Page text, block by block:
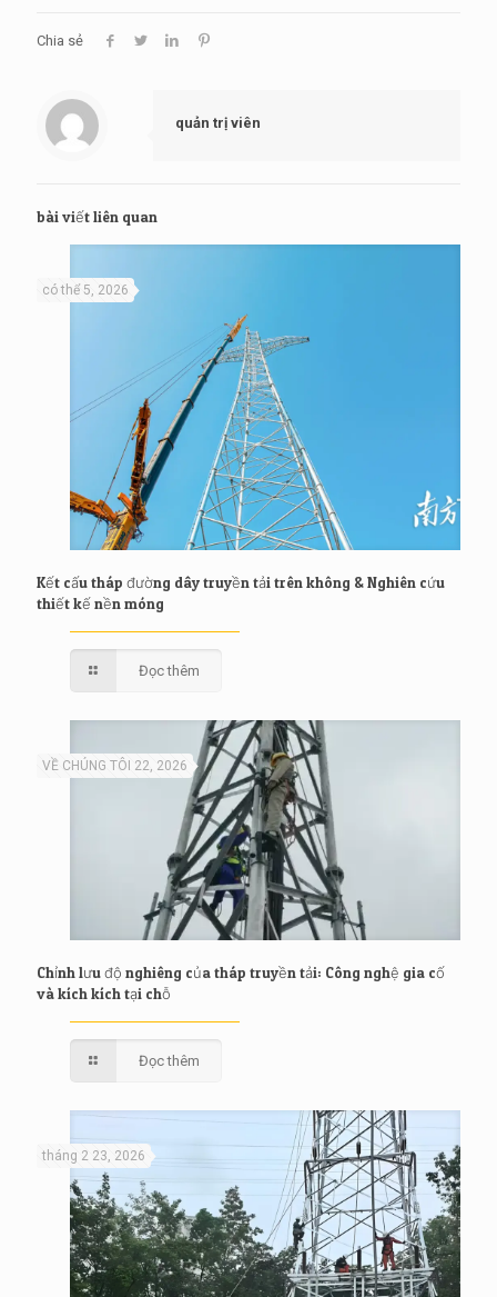
Chia sẻ
quản trị viên
bài viết liên quan
có thể 5, 2026
Kết cấu tháp đường dây truyền tải trên không & Nghiên cứu
thiết kế nền móng
Đọc thêm
VỀ CHÚNG TÔI 22, 2026
Chỉnh lưu độ nghiêng của tháp truyền tải: Công nghệ gia cố
và kích kích tại chỗ
Đọc thêm
tháng 2 23, 2026